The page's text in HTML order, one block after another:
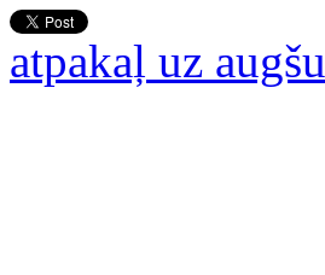
atpakaļ uz augšu